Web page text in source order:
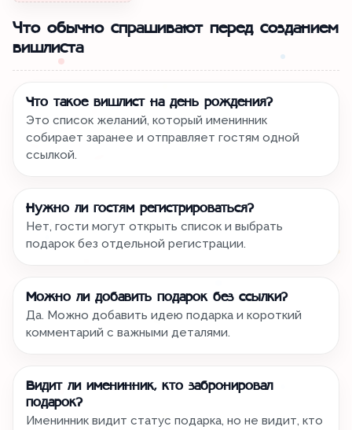
Что обычно спрашивают перед созданием
вишлиста
Что такое вишлист на день рождения?
Это список желаний, который именинник
собирает заранее и отправляет гостям одной
ссылкой.
Нужно ли гостям регистрироваться?
Нет, гости могут открыть список и выбрать
подарок без отдельной регистрации.
Можно ли добавить подарок без ссылки?
Да. Можно добавить идею подарка и короткий
комментарий с важными деталями.
Видит ли именинник, кто забронировал
подарок?
Именинник видит статус подарка, но не видит, кто